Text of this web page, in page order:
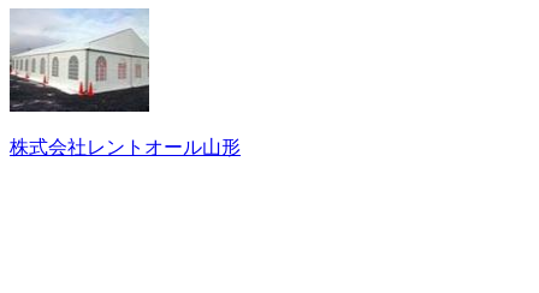
株式会社レントオール山形